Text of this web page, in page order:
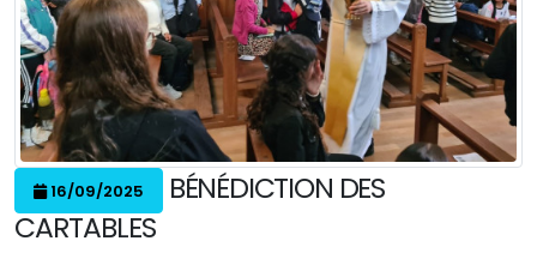
16/09/2025
BÉNÉDICTION DES
CARTABLES